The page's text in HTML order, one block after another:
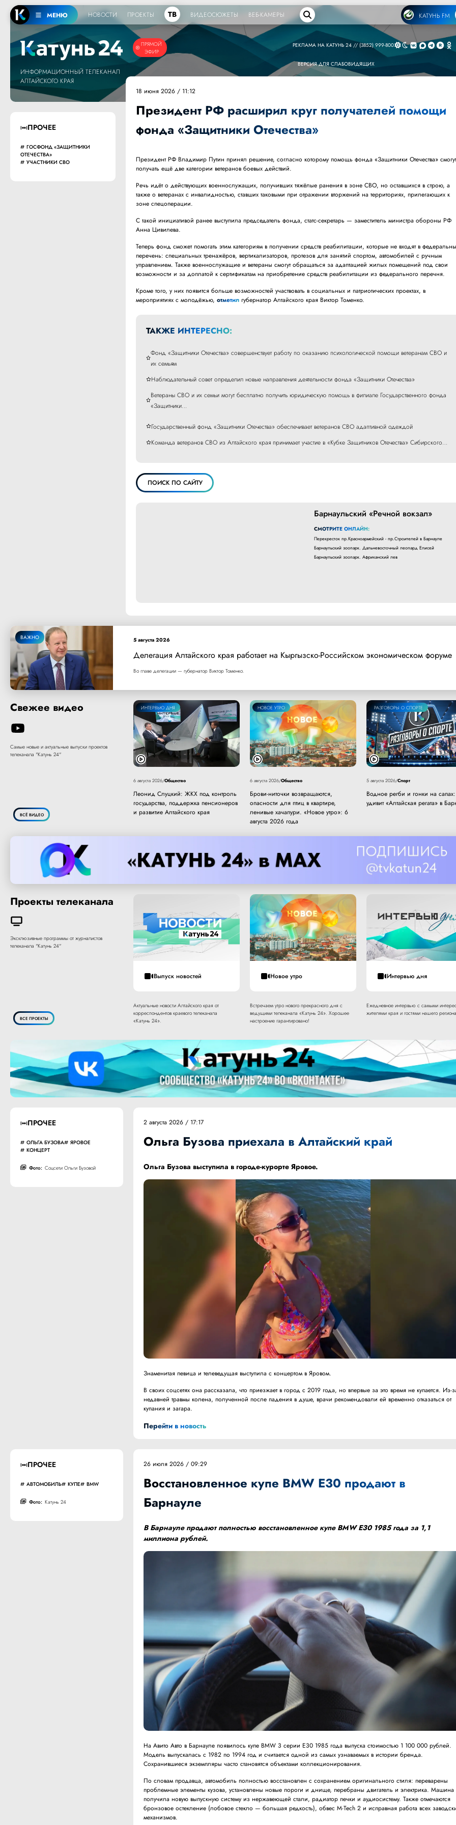
МЕНЮ НОВОСТИ ПРОЕКТЫ ТВ ВИДЕОСЮЖЕТЫ ВЕБ-КАМЕРЫ КАТУНЬ FM
ПРЯМОЙ
ЭФИР
ИНФОРМАЦИОННЫЙ ТЕЛЕКАНАЛ
АЛТАЙСКОГО КРАЯ
РЕКЛАМА НА КАТУНЬ 24 // (3852) 999-800
ВЕРСИЯ ДЛЯ СЛАБОВИДЯЩИХ
ПРОЧЕЕ
ГОСФОНД «ЗАЩИТНИКИ
ОТЕЧЕСТВА»
УЧАСТНИКИ СВО
18 июня 2026 / 11:12
Президент РФ расширил круг получателей помощи
фонда «Защитники Отечества»
Президент РФ Владимир Путин принял решение, согласно которому помощь фонда «Защитники Отечества»
получать ещё две категории ветеранов боевых действий.
Речь идёт о действующих военнослужащих, получивших тяжёлые ранения в зоне СВО, но оставшихся в строю, а
также о ветеранах с инвалидностью, ставших таковыми при отражении вторжений на территориях, прилегающих к
зоне спецоперации.
С такой инициативой ранее выступила председатель фонда, статс-секретарь — заместитель министра обороны РФ
Анна Цивилева.
Теперь фонд сможет помогать этим категориям в получении средств реабилитации, которые не входят в
перечень: специальных тренажёров, вертикализаторов, протезов для занятий спортом, автомобилей с ручным
управлением. Также военнослужащие и ветераны смогут обращаться за адаптацией жилых помещений под свои
возможности и за доплатой к сертификатам на приобретение средств реабилитации из федерального перечня.
Кроме того, у них появится больше возможностей участвовать в социальных и патриотических проектах, в
мероприятиях с молодёжью,отметил губернатор Алтайского края Виктор Томенко.
ТАКЖЕ ИНТЕРЕСНО:
Фонд «Защитники Отечества» совершенствует работу по оказанию психологической помощи ветеранам СВО и
их семьям
Наблюдательный совет определил новые направления деятельности фонда «Защитники Отечества»
Ветераны СВО и их семьи могут бесплатно получить юридическую помощь в филиале Государственного фонда
«Защитники…
Государственный фонд «Защитники Отечества» обеспечивает ветеранов СВО адаптивной одеждой
Команда ветеранов СВО из Алтайского края принимает участие в «Кубке Защитников Отечества» Сибирского…
ПОИСК ПО САЙТУ
Барнаульский «Речной вокзал»
СМОТРИТЕ ОНЛАЙН:
Перекресток пр.Красноармейский - пр.Строителей в Барнауле
Барнаульский зоопарк. Дальневосточный леопард Елисей
Барнаульский зоопарк. Африканский лев
ВАЖНО 5 августа 2026
Делегация Алтайского края работает на Кыргызско-Российском экономическом форуме
Во главе делегации — губернатор Виктор Томенко.
Свежее видео
Самые новые и актуальные выпуски проектов
телеканала "Катунь 24"
ВСЁ ВИДЕО
ИНТЕРВЬЮ ДНЯ
6 августа 2026/Общество
Леонид Слуцкий: ЖКХ под контроль
государства, поддержка пенсионеров
и развитие Алтайского края
НОВОЕ УТРО
6 августа 2026/Общество
Брови-ниточки возвращаются,
опасности для птиц в квартире,
ленивые хачапури. «Новое утро»: 6
августа 2026 года
РАЗГОВОРЫ О СПОРТЕ
5 августа 2026/Спорт
Водное регби и гонки на
удивит «Алтайская регата» в
Проекты телеканала
Эксклюзивные программы от журналистов
телеканала "Катунь 24"
ВСЕ ПРОЕКТЫ
Выпуск новостей
Актуальные новости Алтайского края от
корреспондентов краевого телеканала
«Катунь 24».
Новое утро
Встречаем утро нового прекрасного дня с
ведущими телеканала «Катунь 24». Хорошее
настроение гарантировано!
Интервью дня
Ежедневное интервью с самыми
жителями края и гостями нашего
ПРОЧЕЕ
ОЛЬГА БУЗОВА
ЯРОВОЕ
КОНЦЕРТ
Фото: Соцсети Ольги Бузовой
2 августа 2026 / 17:17
Ольга Бузова приехала в Алтайский край
Ольга Бузова выступила в городе-курорте Яровое.
Знаменитая певица и телеведущая выступила с концертом в Яровом.
В своих соцсетях она рассказала, что приезжает в город с 2019 года, но впервые за это время не купается. Из-
недавней травмы колена, полученной после падения в душе, врачи рекомендовали ей временно отказаться от
купания и загара.
Перейти в новость
ПРОЧЕЕ
АВТОМОБИЛЬ КУПЕ BMW
Фото: Катунь 24
26 июля 2026 / 09:29
Восстановленное купе BMW E30 продают в
Барнауле
В Барнауле продают полностью восстановленное купе BMW E30 1985 года за 1,1
миллиона рублей.
На Авито Авто в Барнауле появилось купе BMW 3 серии E30 1985 года выпуска стоимостью 1 100 000 рублей.
Модель выпускалась с 1982 по 1994 год и считается одной из самых узнаваемых в истории бренда.
Сохранившиеся экземпляры часто становятся объектами коллекционирования.
По словам продавца, автомобиль полностью восстановлен с сохранением оригинального стиля: переварены
проблемные элементы кузова, установлены новые пороги и днище, перебраны двигатель и электрика. Машина
получила новую выпускную систему из нержавеющей стали, радиатор печки и аудиосистему. Также отмечаются
бронзовое остекление (лобовое стекло — большая редкость), обвес M-Tech 2 и исправная работа всех
механизмов.